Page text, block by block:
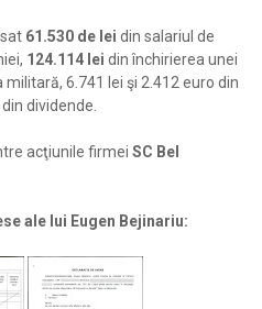
61.530 de lei din salariul de
124.114 lei din închirierea unei
militară, 6.741 lei şi 2.412 euro din
dividende.
acţiunile firmei SC Bel
ale lui Eugen Bejinariu: